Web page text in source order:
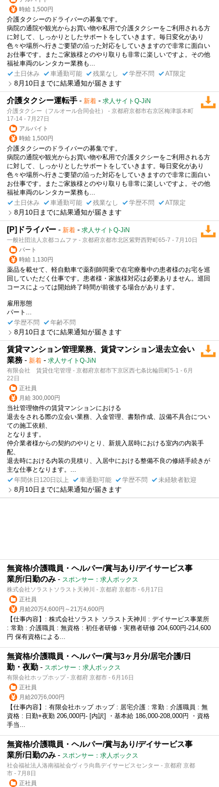
時給 1,500円
介護タクシーのドライバーの募集です。
病院の通院や観光からお買い物や私用で介護タクシーをご利用される方
に対して、しっかりとしたサポートをしていきます。毎日変化があり
色々や場所へ行きご要望の沿った対応をしていきますので非常に面白い
お仕事です。またご家族様とのやり取りも非常に楽しいですよ。その他
福祉車両のレンタカー業務も...
土日休み
車通勤可能 残業なし 学歴不問 AT限定
8月10日までに結果通知が届きます
介護タクシー運転手 - 新着 - 求人サイトQ-JiN
介護タクシー（フルオール合同会社） - 京都府京都市右京区梅津坂本町
17-14 - 7月27日
アルバイト
時給 1,500円
介護タクシーのドライバーの募集です。
病院の通院や観光からお買い物や私用で介護タクシーをご利用される方
に対して、しっかりとしたサポートをしていきます。毎日変化があり
色々や場所へ行きご要望の沿った対応をしていきますので非常に面白い
お仕事です。またご家族様とのやり取りも非常に楽しいですよ。その他
福祉車両のレンタカー業務も...
土日休み
車通勤可能 残業なし 学歴不問 AT限定
8月10日までに結果通知が届きます
[P]ドライバー - 新着 - 求人サイトQ-JiN
一般社団法人京都コムファ - 京都府京都市北区紫野西野町65-7 - 7月10日
パート
時給 1,130円
薬品を載せて、軽自動車で薬剤師同乗で在宅療養中の患者様のお宅を巡
回していただく仕事です。患者様・家族様対応は必要ありません。巡回
コースによっては開始終了時間が前後する場合があります。
雇用形態
パート...
学歴不問
年齢不問
8月10日までに結果通知が届きます
賃貸マンション管理業務、賃貸マンション退去立会い
業務 - 新着 - 求人サイトQ-JiN
有限会社 賃貸住宅管理 - 京都府京都市下京区西七条比輪田町5-1 - 6月
22日
正社員
月給 300,000円
当社管理物件の賃貸マンションにおける
退去をされる際の立会い業務、入金管理、書類作成、設備不具合につい
ての施工依頼、
となります。
仲介業者様からの契約のやりとり、新規入居時における室内の内装手
配、
退去時における内装の見積り、入居中における整備不良の修繕手続きが
主な仕事となります。...
年間休日120日以上
車通勤可能 学歴不問 未経験者歓迎
8月10日までに結果通知が届きます
無資格/介護職員・ヘルパー/賞与あり/デイサービス事
業所/日勤のみ - スポンサー：求人ボックス
株式会社ソラストソラスト天神川 - 京都府 京都市 - 6月17日
正社員
月給20万4,600円～21万4,600円
【仕事内容】: 株式会社ソラスト ソラスト天神川 : デイサービス事業所
: 常勤 : 介護職員 : 無資格 : 初任者研修・実務者研修 204,600円-214,600
円 保有資格による...
無資格/介護職員・ヘルパー/賞与3ヶ月分/居宅介護/日
勤・夜勤 - スポンサー：求人ボックス
有限会社ホップホップ - 京都府 京都市 - 6月16日
正社員
月給20万6,000円
【仕事内容】: 有限会社ホップ ホップ : 居宅介護 : 常勤 : 介護職員 : 無
資格 : 日勤+夜勤 206,000円‐ [内訳] ・基本給 186,000‐208,000円 ・資格
手当...
無資格/介護職員・ヘルパー/賞与あり/デイサービス事
業所/日勤のみ - スポンサー：求人ボックス
社会福祉法人洛南福祉会ヴィラ向島デイサービスセンター - 京都府 京都
市 - 7月8日
正社員